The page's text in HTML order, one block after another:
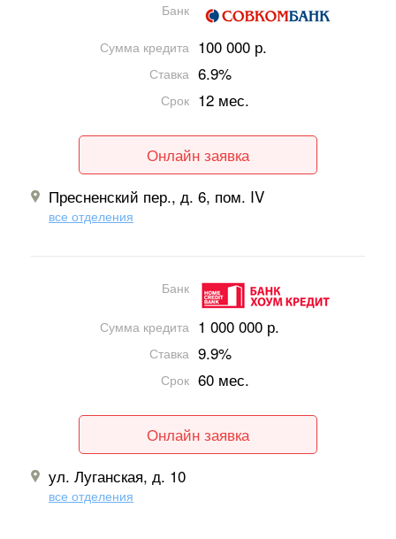
Банк
Сумма кредита 100 000 р.
Ставка 6.9%
Срок 12 мес.
Онлайн заявка
Пресненский пер., д. 6, пом. IV
все отделения
Банк
Сумма кредита 1 000 000 р.
Ставка 9.9%
Срок 60 мес.
Онлайн заявка
ул. Луганская, д. 10
все отделения